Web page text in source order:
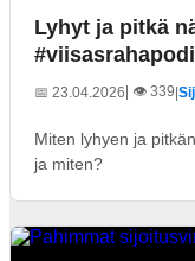
Lyhyt ja pitkä
📅 23.04.2026| 👁️ 339
Miten lyhyen ja
ja miten?